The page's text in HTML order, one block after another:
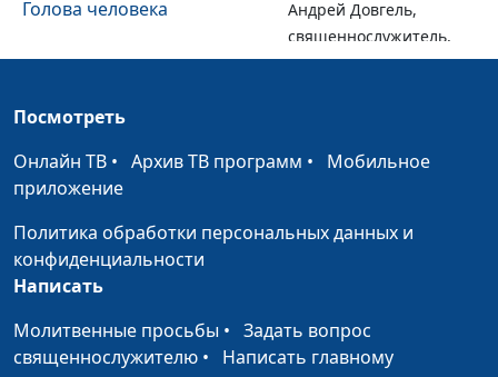
Голова человека
Андрей Довгель,
священнослужитель,
доктор богословии
Сны или видения?
священнослужитель,
богословия
Зачем мы Богу?
священнослужитель,
магистр
Посмотреть
Онлайн ТВ • Архив ТВ программ • Мобильное
приложение
Политика обработки персональных данных и
конфиденциальности
Написать
Молитвенные просьбы • Задать вопрос
священнослужителю • Написать главному